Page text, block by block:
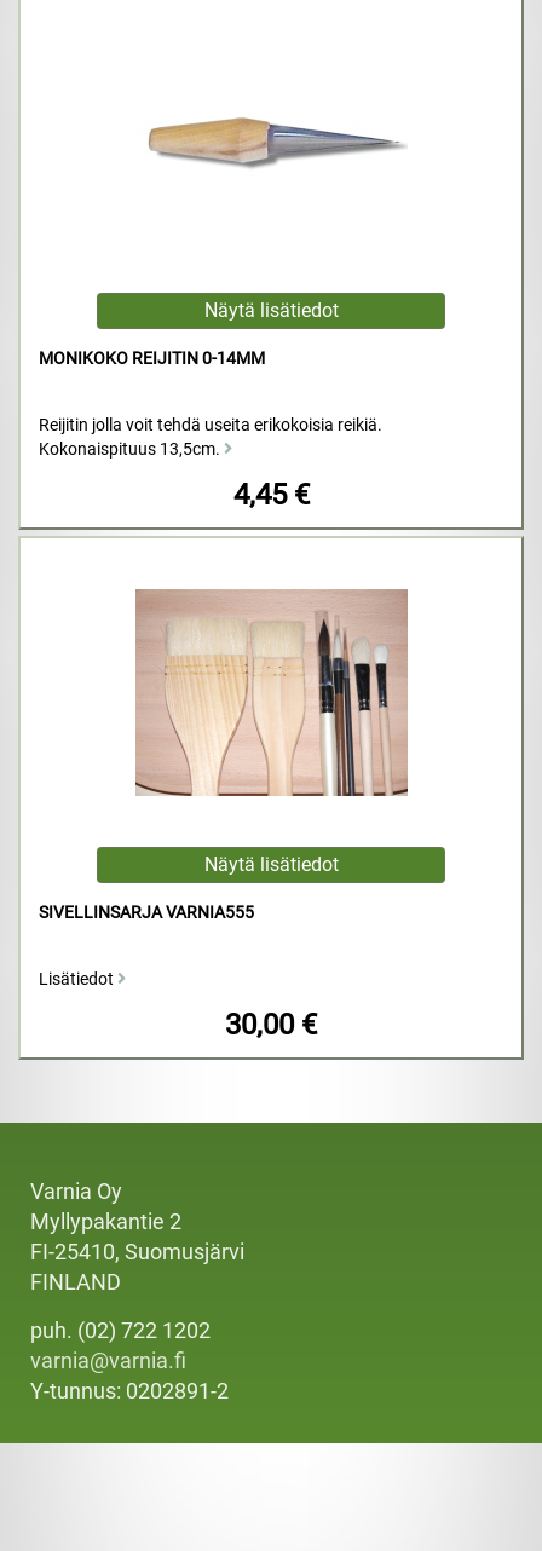
MONIKOKO REIJITIN 0-14MM
Reijitin jolla voit tehdä useita erikokoisia reikiä.
Kokonaispituus 13,5cm.
4,45 €
SIVELLINSARJA VARNIA555
Lisätiedot
30,00 €
Varnia Oy
Myllypakantie 2
FI-25410, Suomusjärvi
FINLAND
puh. (02) 722 1202
varnia@varnia.fi
Y-tunnus: 0202891-2